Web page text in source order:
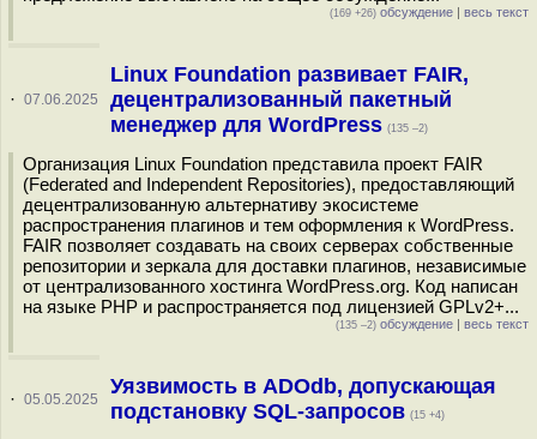
(169 +26) обсуждение | весь текст
· 07.06.2025
Linux Foundation развивает FAIR,
децентрализованный пакетный
менеджер для WordPress (135 –2)
Организация Linux Foundation представила проект FAIR
(Federated and Independent Repositories), предоставляющий
децентрализованную альтернативу экосистеме
распространения плагинов и тем оформления к WordPress.
FAIR позволяет создавать на своих серверах собственные
репозитории и зеркала для доставки плагинов, независимые
от централизованного хостинга WordPress.org. Код написан
на языке PHP и распространяется под лицензией GPLv2+...
(135 –2) обсуждение | весь текст
· 05.05.2025
Уязвимость в ADOdb, допускающая
подстановку SQL-запросов (15 +4)